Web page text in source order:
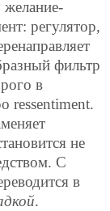
желание-
регулятор,
фильтр
в
ressentiment.
не
С
в
.